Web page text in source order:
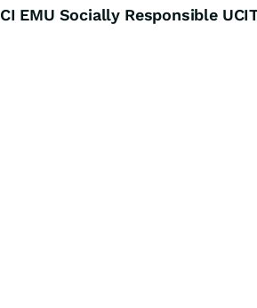
EMU Socially Responsible